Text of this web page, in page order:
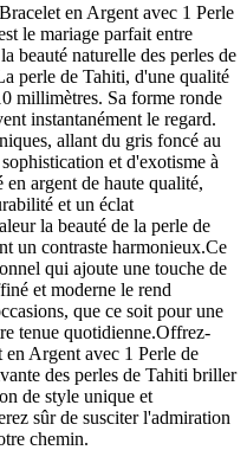
en Argent avec 1 Perle
le mariage parfait entre
beauté naturelle des perles de
perle de Tahiti, d'une qualité
millimètres. Sa forme ronde
instantanément le regard.
allant du gris foncé au
et d'exotisme à
argent de haute qualité,
et un éclat
la beauté de la perle de
un contraste harmonieux.Ce
qui ajoute une touche de
et moderne le rend
que ce soit pour une
tenue quotidienne.Offrez-
Argent avec 1 Perle de
des perles de Tahiti briller
de style unique et
sûr de susciter l'admiration
chemin.